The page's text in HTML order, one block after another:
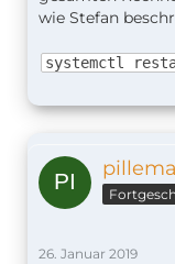
wie Stefan
systemctl
26. Januar 2019